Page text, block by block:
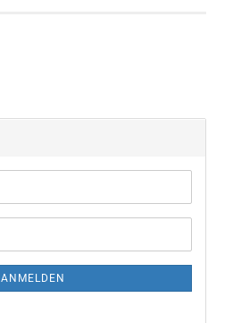
ANMELDEN